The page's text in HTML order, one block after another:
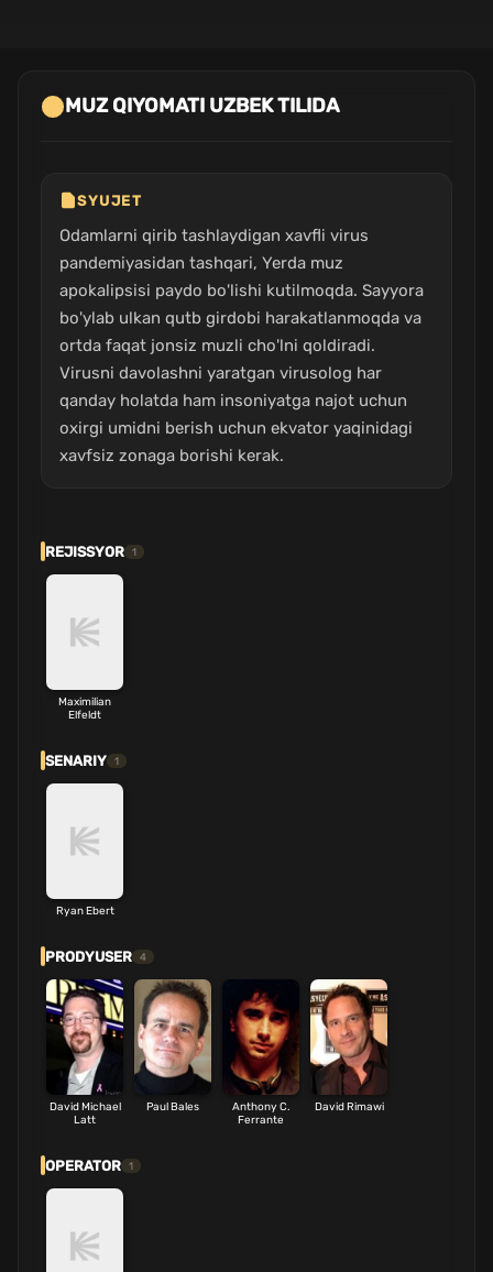
MUZ QIYOMATI UZBEK TILIDA
SYUJET
Odamlarni qirib tashlaydigan xavfli virus
pandemiyasidan tashqari, Yerda muz
apokalipsisi paydo bo'lishi kutilmoqda. Sayyora
bo'ylab ulkan qutb girdobi harakatlanmoqda va
ortda faqat jonsiz muzli cho'lni qoldiradi.
Virusni davolashni yaratgan virusolog har
qanday holatda ham insoniyatga najot uchun
oxirgi umidni berish uchun ekvator yaqinidagi
xavfsiz zonaga borishi kerak.
REJISSYOR 1
Maximilian
Elfeldt
SENARIY 1
Ryan Ebert
PRODYUSER 4
David Michael
Latt
Paul Bales
Anthony C.
Ferrante
David Rimawi
OPERATOR 1